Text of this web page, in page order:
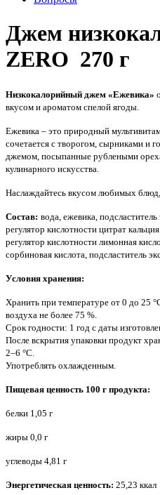
Джем
ZERO 270 г
Низкокалорийный джем «Ежевика»
вкусом и ароматом спелой ягоды.
Ежевика – это природный
сочетается с творогом, сырниками и
джемом, посыпанные рублеными
кулинарного искусства.
Наслаждайтесь вкусом любимых
Состав: вода, ежевика, подсластитель
регулятор кислотности цитрат
регулятор кислотности лимонная
сорбиновая кислота, подсластитель
Условия хранения:
Хранить при температуре от 0 до 25
воздуха не более 75 %.
Срок годности: 1 год с даты
После вскрытия упаковки продукт
2–6 °C.
Употреблять охлажденным.
Пищевая ценность 100 г продукта:
белки 1,05 г
жиры 0,0 г
углеводы 4,81 г
Энергетическая ценность: 25,23 ккал